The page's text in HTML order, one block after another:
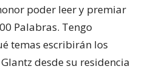
poder leer y premiar
Palabras. Tengo
temas escribirán los
desde su residencia